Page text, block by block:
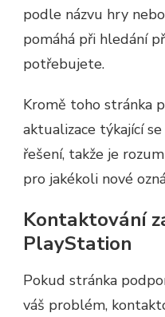
podle názvu hry
pomáhá při hledání
potřebujete.
Kromě toho stránka
aktualizace týkající
řešení, takže je
pro jakékoli nové
Kontaktování
PlayStation
Pokud stránka
váš problém,